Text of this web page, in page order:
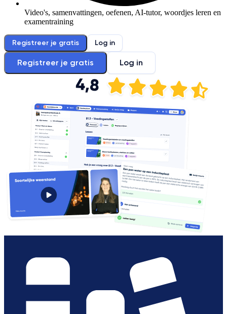
Video's, samenvattingen, oefenen, AI-tutor, woordjes leren en
examentraining
Registreer je gratis Log in
Registreer je gratis Log in